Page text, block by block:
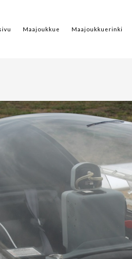
Maajoukkue Maajoukkuerinki